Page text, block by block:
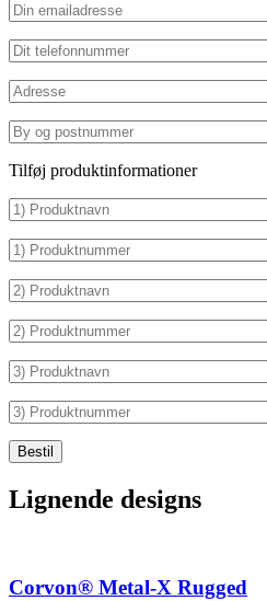
Tilføj produktinformationer
Lignende designs
Corvon® Metal-X Rugged